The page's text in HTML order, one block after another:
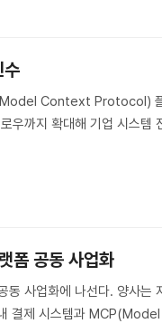
수
Context Protocol)
우까지 확대해 기업 시스템
폼 공동 사업화
동 사업화에 나선다. 양사는
결제 시스템과